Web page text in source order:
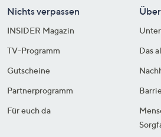
Nichts verpassen
INSIDER Magazin
TV-Programm
Gutscheine
Partnerprogramm
Für euch da
Das